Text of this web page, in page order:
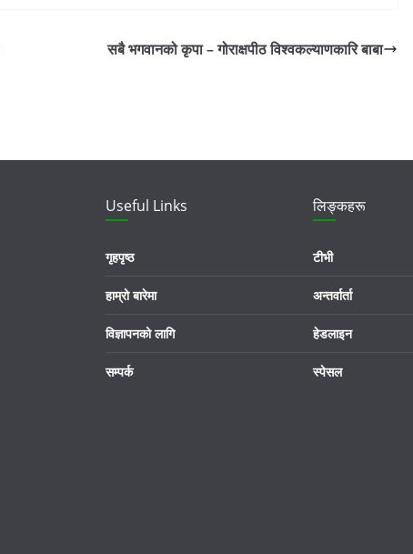
सबै भगवानको कृपा – गोराक्षपीठ विश्वकल्याणकारि बाबा
Useful Links
गृहपृष्ठ
हाम्रो बारेमा
विज्ञापनको लागि
सम्पर्क
लिङ्कहरू
टीभी
अन्तर्वार्ता
हेडलाइन
स्पेसल